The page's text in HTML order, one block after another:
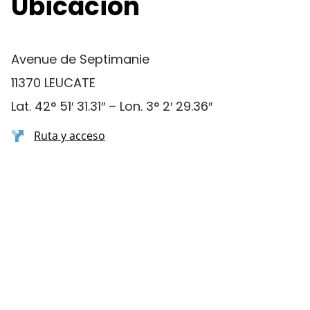
Avenue de Septimanie
11370 LEUCATE
Lat. 42° 51′ 31.31″ – Lon. 3° 2′ 29.36″
Ruta y acceso